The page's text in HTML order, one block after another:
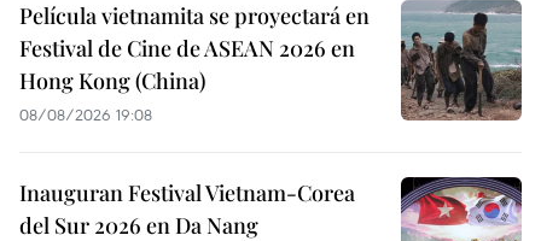
Película vietnamita se proyectará en
Festival de Cine de ASEAN 2026 en
Hong Kong (China)
08/08/2026 19:08
Inauguran Festival Vietnam-Corea
del Sur 2026 en Da Nang